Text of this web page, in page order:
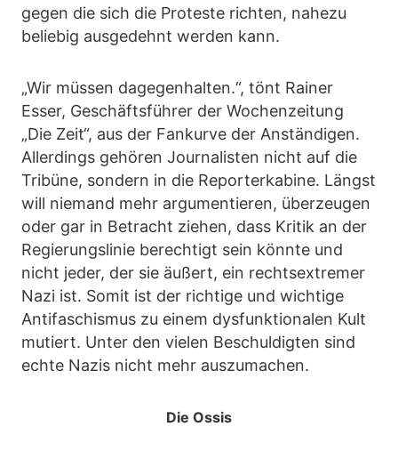
gegen die sich die Proteste richten, nahezu
beliebig ausgedehnt werden kann.
„Wir müssen dagegenhalten.“, tönt Rainer
Esser, Geschäftsführer der Wochenzeitung
„Die Zeit“, aus der Fankurve der Anständigen.
Allerdings gehören Journalisten nicht auf die
Tribüne, sondern in die Reporterkabine. Längst
will niemand mehr argumentieren, überzeugen
oder gar in Betracht ziehen, dass Kritik an der
Regierungslinie berechtigt sein könnte und
nicht jeder, der sie äußert, ein rechtsextremer
Nazi ist. Somit ist der richtige und wichtige
Antifaschismus zu einem dysfunktionalen Kult
mutiert. Unter den vielen Beschuldigten sind
echte Nazis nicht mehr auszumachen.
Die Ossis